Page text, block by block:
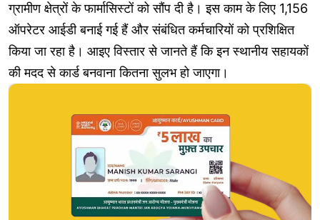
ग्रामीण क्षेत्रों के फार्मासिस्टों को सौंप दी है। इस काम के लिए 1,156
ऑपरेटर आईडी बनाई गई हैं और संबंधित कर्मचारियों को प्रशिक्षित
किया जा रहा है। आइए विस्तार से जानते हैं कि इन स्थानीय सहायकों
की मदद से कार्ड बनवाना कितना सुलभ हो जाएगा।